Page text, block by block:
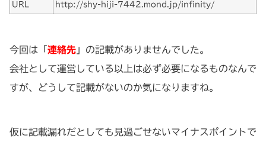
URL http://shy-hiji-7442.mond.jp/infinity/
今回は「連絡先 」の記載がありませんでした。
会社として運営している以上は必ず必要になるものなんで
すが、どうして記載がないのか気になりますね。
仮に記載漏れだとしても見過ごせないマイナスポイントで